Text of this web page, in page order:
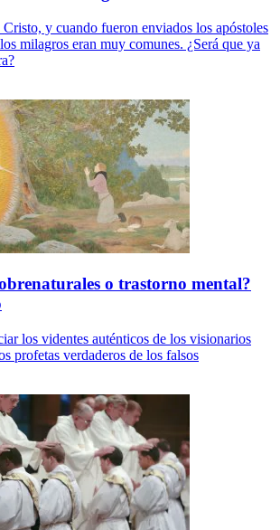
y cuando fueron enviados los apóstoles
milagros eran muy comunes. ¿Será que ya
o trastorno mental?
los videntes auténticos de los visionarios
profetas verdaderos de los falsos